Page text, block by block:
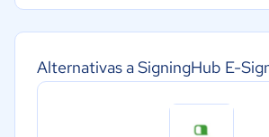
Alternativas a SigningHub E-